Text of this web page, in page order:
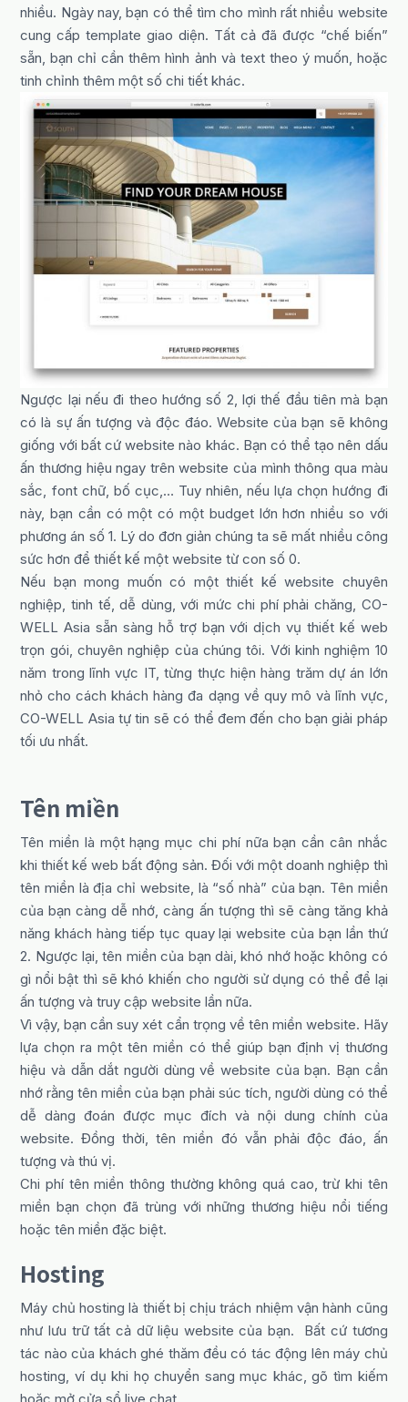
nhiều. Ngày nay, bạn có thể tìm cho mình rất nhiều website
cung cấp template giao diện. Tất cả đã được “chế biến”
sẵn, bạn chỉ cần thêm hình ảnh và text theo ý muốn, hoặc
tinh chỉnh thêm một số chi tiết khác.
Ngược lại nếu đi theo hướng số 2, lợi thế đầu tiên mà bạn
có là sự ấn tượng và độc đáo. Website của bạn sẽ không
giống với bất cứ website nào khác. Bạn có thể tạo nên dấu
ấn thương hiệu ngay trên website của mình thông qua màu
sắc, font chữ, bố cục,… Tuy nhiên, nếu lựa chọn hướng đi
này, bạn cần có một có một budget lớn hơn nhiều so với
phương án số 1. Lý do đơn giản chúng ta sẽ mất nhiều công
sức hơn để thiết kế một website từ con số 0.
Nếu bạn mong muốn có một thiết kế website chuyên
nghiệp, tinh tế, dễ dùng, với mức chi phí phải chăng, CO-
WELL Asia sẵn sàng hỗ trợ bạn với dịch vụ thiết kế web
trọn gói, chuyên nghiệp của chúng tôi. Với kinh nghiệm 10
năm trong lĩnh vực IT, từng thực hiện hàng trăm dự án lớn
nhỏ cho cách khách hàng đa dạng về quy mô và lĩnh vực,
CO-WELL Asia tự tin sẽ có thể đem đến cho bạn giải pháp
tối ưu nhất.
Tên miền
Tên miền là một hạng mục chi phí nữa bạn cần cân nhắc
khi thiết kế web bất động sản. Đối với một doanh nghiệp thì
tên miền là địa chỉ website, là “số nhà” của bạn. Tên miền
của bạn càng dễ nhớ, càng ấn tượng thì sẽ càng tăng khả
năng khách hàng tiếp tục quay lại website của bạn lần thứ
2. Ngược lại, tên miền của bạn dài, khó nhớ hoặc không có
gì nổi bật thì sẽ khó khiến cho người sử dụng có thể để lại
ấn tượng và truy cập website lần nữa.
Vì vậy, bạn cần suy xét cẩn trọng về tên miền website. Hãy
lựa chọn ra một tên miền có thể giúp bạn định vị thương
hiệu và dẫn dắt người dùng về website của bạn. Bạn cần
nhớ rằng tên miền của bạn phải súc tích, người dùng có thể
dễ dàng đoán được mục đích và nội dung chính của
website. Đồng thời, tên miền đó vẫn phải độc đáo, ấn
tượng và thú vị.
Chi phí tên miền thông thường không quá cao, trừ khi tên
miền bạn chọn đã trùng với những thương hiệu nổi tiếng
hoặc tên miền đặc biệt.
Hosting
Máy chủ hosting là thiết bị chịu trách nhiệm vận hành cũng
như lưu trữ tất cả dữ liệu website của bạn. Bất cứ tương
tác nào của khách ghé thăm đều có tác động lên máy chủ
hosting, ví dụ khi họ chuyển sang mục khác, gõ tìm kiếm
hoặc mở cửa sổ live chat.